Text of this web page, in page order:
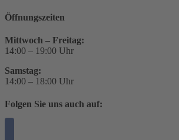
Öffnungszeiten
Mittwoch – Freitag:
14:00 – 19:00 Uhr
Samstag:
14:00 – 18:00 Uhr
Folgen Sie uns auch auf: